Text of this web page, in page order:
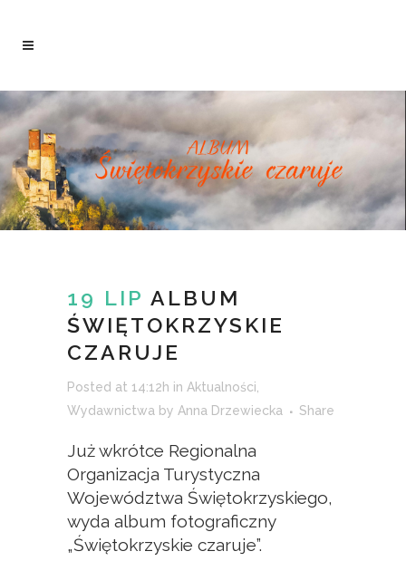
19 LIP ALBUM
ŚWIĘTOKRZYSKIE
CZARUJE
Posted at 14:12h in Aktualności,
Wydawnictwa by Anna Drzewiecka Share
Już wkrótce Regionalna
Organizacja Turystyczna
Województwa Świętokrzyskiego,
wyda album fotograficzny
„Świętokrzyskie czaruje”.